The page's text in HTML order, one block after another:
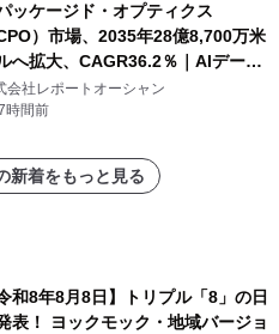
ッケージド・オプティクス
CPO）市場、2035年28億8,700万米
へ拡大、CAGR36.2％｜AIデータ
ター・高速光通信需要が成長を加
会社レポートオーシャン
時間前
新着をもっと見る
令和8年8月8日】トリプル「8」の日
表！ ヨックモック・地域バージョ